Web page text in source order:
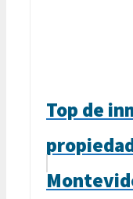
Top de